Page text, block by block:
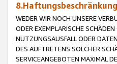
WEDER WIR NOCH UNSERE
ODER EXEMPLARISCHE
NUTZUNGSAUSFALL ODER
DES AUFTRETENS SOLCHER
SERVICEANGEBOTEN MAXIMAL